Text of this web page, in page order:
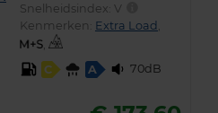
Snelheidsindex: V
Kenmerken: Extra Load
,
C
A 70dB